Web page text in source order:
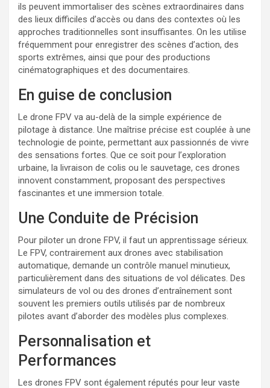
ils peuvent immortaliser des scènes extraordinaires dans
des lieux difficiles d’accès ou dans des contextes où les
approches traditionnelles sont insuffisantes. On les utilise
fréquemment pour enregistrer des scènes d’action, des
sports extrêmes, ainsi que pour des productions
cinématographiques et des documentaires.
En guise de conclusion
Le drone FPV va au-delà de la simple expérience de
pilotage à distance. Une maîtrise précise est couplée à une
technologie de pointe, permettant aux passionnés de vivre
des sensations fortes. Que ce soit pour l’exploration
urbaine, la livraison de colis ou le sauvetage, ces drones
innovent constamment, proposant des perspectives
fascinantes et une immersion totale.
Une Conduite de Précision
Pour piloter un drone FPV, il faut un apprentissage sérieux.
Le FPV, contrairement aux drones avec stabilisation
automatique, demande un contrôle manuel minutieux,
particulièrement dans des situations de vol délicates. Des
simulateurs de vol ou des drones d’entraînement sont
souvent les premiers outils utilisés par de nombreux
pilotes avant d’aborder des modèles plus complexes.
Personnalisation et
Performances
Les drones FPV sont également réputés pour leur vaste